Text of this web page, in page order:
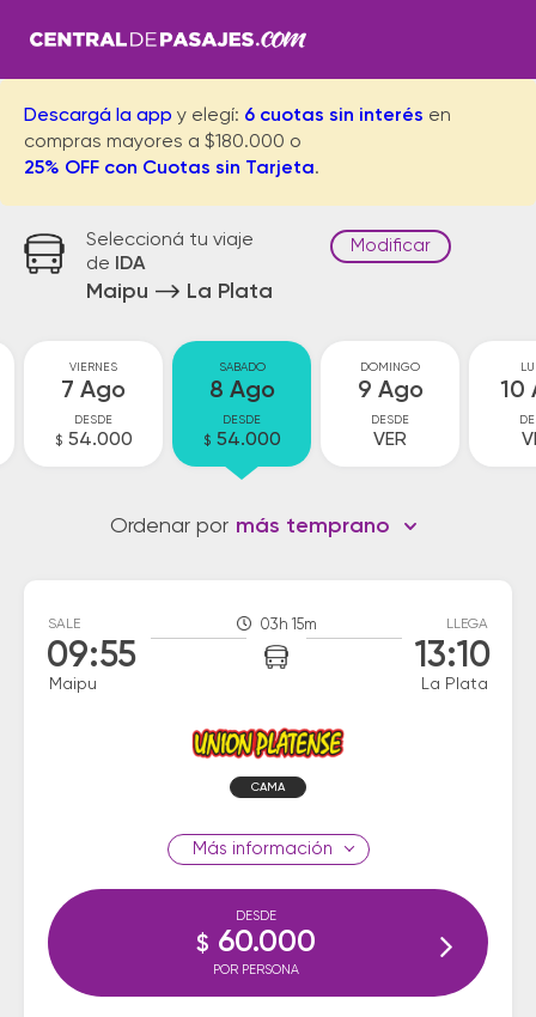
Descargá la app y elegí: 6 cuotas sin interés en
compras mayores a $180.000 o
25% OFF con Cuotas sin Tarjeta.
Seleccioná tu viaje
de
IDA
Maipu La Plata
Modificar
VIERNES
7 Ago
DESDE
$ 54.000
SABADO
8 Ago
DESDE
$ 54.000
DOMINGO
9 Ago
DESDE
VER
10
Ordenar por más temprano
SALE
09:55
Maipu
03h 15m LLEGA
13:10
La Plata
CAMA
información
DESDE
$ 60.000
POR PERSONA